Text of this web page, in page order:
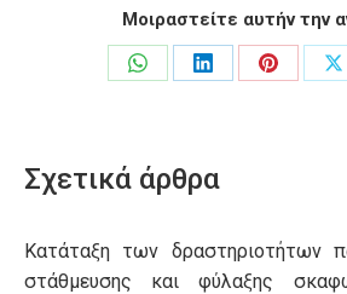
Μοιραστείτε αυτήν την
Share
Share
Share
Σχετικά άρθρα
Κατάταξη των δραστηριοτήτων
στάθμευσης και φύλαξης